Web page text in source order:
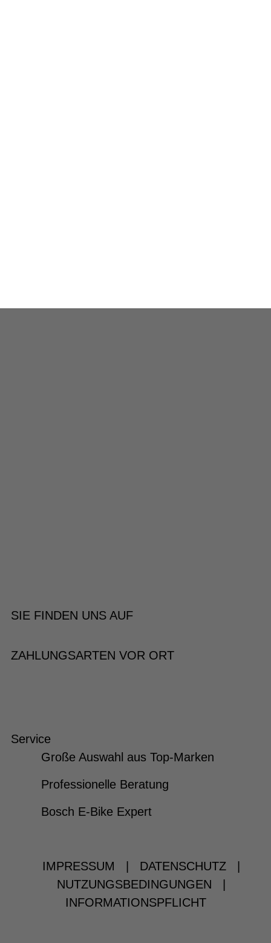
SIE FINDEN UNS AUF
ZAHLUNGSARTEN VOR ORT
Service
Große Auswahl aus Top-Marken
Professionelle Beratung
Bosch E-Bike Expert
IMPRESSUM DATENSCHUTZ
NUTZUNGSBEDINGUNGEN
INFORMATIONSPFLICHT